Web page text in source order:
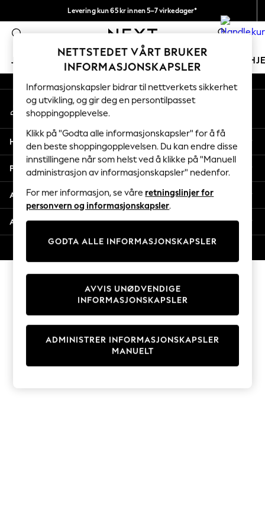
Levering kun 65 kr innen 5–7 virkedager*
Vi betaler alle tollavgifter 0
JENTER GUTTER BABY KVINNER
GIRLS
New In
50 - 92cm
98 - 110cm
116 - 134cm
140 - 174cm
Trending: Top & Short Sets
Trending: Clogs
Toy Story
THE SET
Coats & Jackets
Sweatshirts & Hoodies
Knitwear
Cardigans
Dresses
Sets & Outfits
T-Shirts
An error occurred on client
Våre sosiale nettverk
Min konto
Logg inn på kontoen din
Hjelp
Personvern & Juridisk
Avdelinger
Andre tjenester
NETTSTEDET VÅRT BRUKER
INFORMASJONSKAPSLER
Informasjonskapsler bidrar til nettverkets sikkerhet
og utvikling, og gir deg en persontilpasset
shoppingopplevelse.
Klikk på "Godta alle informasjonskapsler" for å få
den beste shoppingopplevelsen. Du kan endre disse
innstillingene når som helst ved å klikke på "Manuell
administrasjon av informasjonskapsler" nedenfor.
For mer informasjon, se våre retningslinjer for
personvern og informasjonskapsler.
GODTA ALLE INFORMASJONSKAPSLER
ADMINISTRER INFORMASJONSKAPSLER
MANUELT
AVVIS UNØDVENDIGE
INFORMASJONSKAPSLER